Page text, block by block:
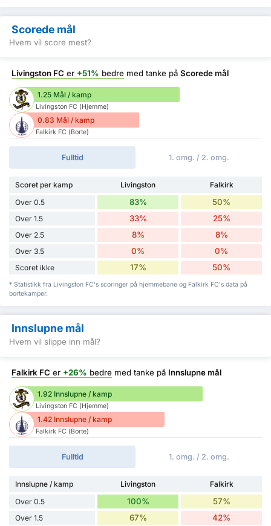
Scorede mål
Hvem vil score mest?
Livingston FC er +51% bedre med tanke på Scorede mål
1.25 Mål / kamp
Livingston FC (Hjemme)
0.83 Mål / kamp
Falkirk FC (Borte)
Fulltid 1. omg. / 2. omg.
Scoret per kamp Livingston
Falkirk
Over 0.5
83% 50%
Over 1.5 33% 25%
Over 2.5 8% 8%
Over 3.5 0% 0%
Scoret ikke 17% 50%
* Statistikk fra Livingston FC's scoringer på hjemmebane og Falkirk FC's data på
bortekamper.
Innslupne mål
Hvem vil slippe inn mål?
Falkirk FC er +26% bedre med tanke på Innslupne mål
1.92 Innslupne / kamp
Livingston FC (Hjemme)
1.42 Innslupne / kamp
Falkirk FC (Borte)
Fulltid 1. omg. / 2. omg.
Innslupne / kamp Livingston
Falkirk
Over 0.5
100% 57%
Over 1.5 67% 42%